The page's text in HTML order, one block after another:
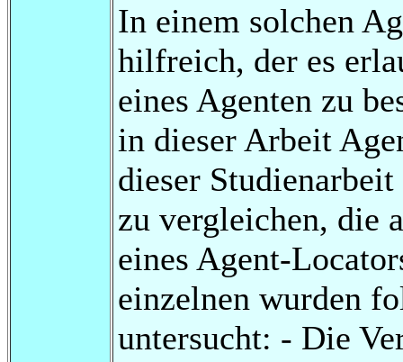
In einem solchen
hilfreich, der es
eines Agenten zu
in dieser Arbeit
dieser
zu vergleichen, die
eines Agent-
einzelnen wurden
untersucht: - Die